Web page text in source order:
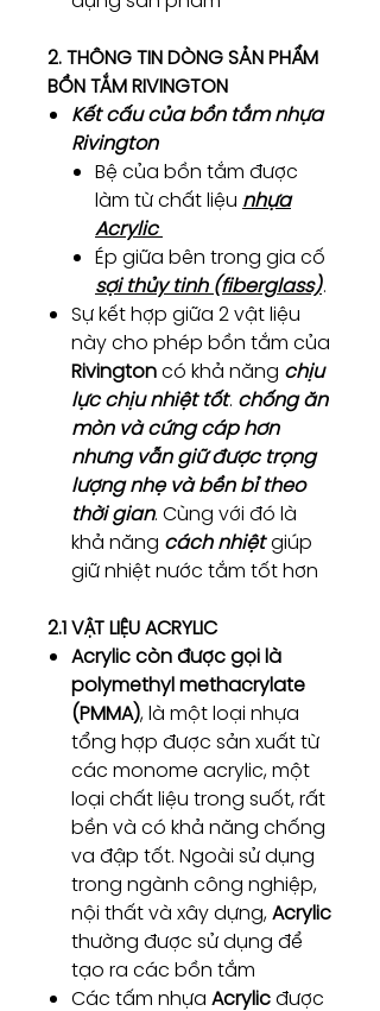
2. THÔNG TIN DÒNG SẢN PHẨM
BỒN TẮM RIVINGTON
Kết cấu của bồn tắm nhựa
Rivington
Bệ của bồn tắm được
làm từ chất liệu nhựa
Acrylic
Ép giữa bên trong gia cố
sợi thủy tinh (fiberglass).
Sự kết hợp giữa 2 vật liệu
này cho phép bồn tắm của
Rivingtoncó khả năng chịu
lực chịu nhiệt tốt. chống ăn
mòn và cứng cáp hơn
nhưng vẫn giữ được trọng
lượng nhẹ và bền bỉ theo
thời gian. Cùng với đó là
khả năng cách nhiệtgiúp
giữ nhiệt nước tắm tốt hơn
2.1 VẬT LIỆU ACRYLIC
Acrylic còn được gọi là
polymethyl methacrylate
(PMMA), là một loại nhựa
tổng hợp được sản xuất từ
các monome acrylic, một
loại chất liệu trong suốt, rất
bền và có khả năng chống
va đập tốt. Ngoài sử dụng
trong ngành công nghiệp,
nội thất và xây dựng,Acrylic
thường được sử dụng để
tạo ra các bồn tắm
Các tấm nhựa Acrylicđược